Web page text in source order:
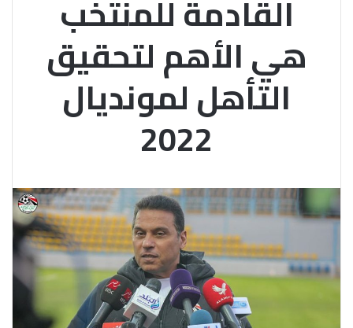
القادمة للمنتخب
هي الأهم لتحقيق
التأهل لمونديال
2022